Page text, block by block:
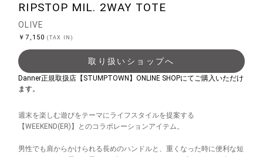
RIPSTOP MIL. 2WAY TOTE
OLIVE
￥7,150(TAX IN)
取り扱いショップへ
Danner正規取扱店【STUMPTOWN】ONLINE SHOPにてご購入いただけ
ます。
週末を楽しむ遊びをテーマにライフスタイルを提案する
【WEEKEND(ER)】とのコラボレーションアイテム。
男性でも肩からかけられる長めのハンドルと、重くなった時に便利な短